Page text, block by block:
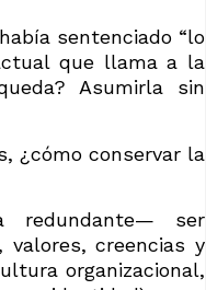
sentenciado “lo
que llama a la
Asumirla sin
¿cómo conservar la
redundante— ser
creencias y
organizacional,